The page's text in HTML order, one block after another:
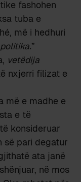
fashohen
tuba e
më i hedhuri
”
vetëdija
nxjerri filizat e
më e madhe e
e të
konsideruar
së pari degatur
ata janë
në mos